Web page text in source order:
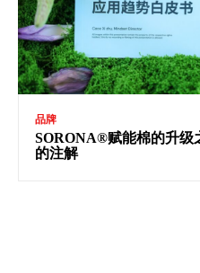
品牌
SORONA®赋能棉的升级
的注解